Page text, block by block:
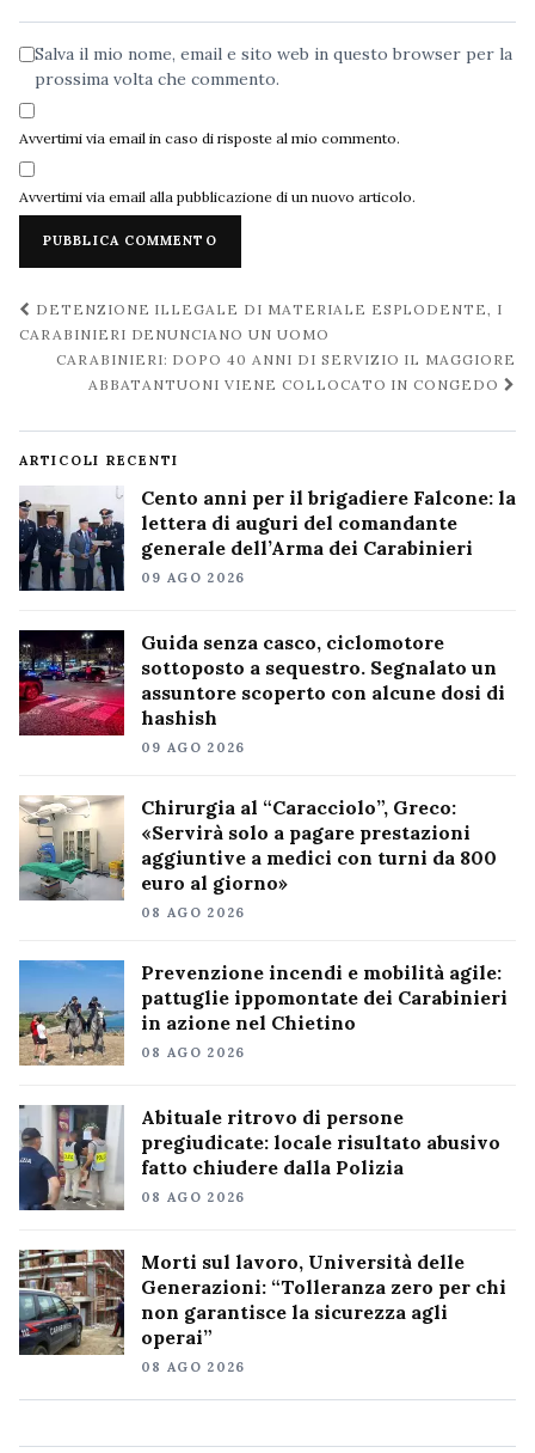
Salva il mio nome, email e sito web in questo browser per la
prossima volta che commento.
Avvertimi via email in caso di risposte al mio commento.
Avvertimi via email alla pubblicazione di un nuovo articolo.
Navigazione
post
DETENZIONE ILLEGALE DI MATERIALE ESPLODENTE, I
CARABINIERI DENUNCIANO UN UOMO
CARABINIERI: DOPO 40 ANNI DI SERVIZIO IL MAGGIORE
ABBATANTUONI VIENE COLLOCATO IN CONGEDO
ARTICOLI RECENTI
Cento anni per il brigadiere Falcone: la
lettera di auguri del comandante
generale dell’Arma dei Carabinieri
09 AGO 2026
Guida senza casco, ciclomotore
sottoposto a sequestro. Segnalato un
assuntore scoperto con alcune dosi di
hashish
09 AGO 2026
Chirurgia al “Caracciolo”, Greco:
«Servirà solo a pagare prestazioni
aggiuntive a medici con turni da 800
euro al giorno»
08 AGO 2026
Prevenzione incendi e mobilità agile:
pattuglie ippomontate dei Carabinieri
in azione nel Chietino
08 AGO 2026
Abituale ritrovo di persone
pregiudicate: locale risultato abusivo
fatto chiudere dalla Polizia
08 AGO 2026
Morti sul lavoro, Università delle
Generazioni: “Tolleranza zero per chi
non garantisce la sicurezza agli
operai”
08 AGO 2026